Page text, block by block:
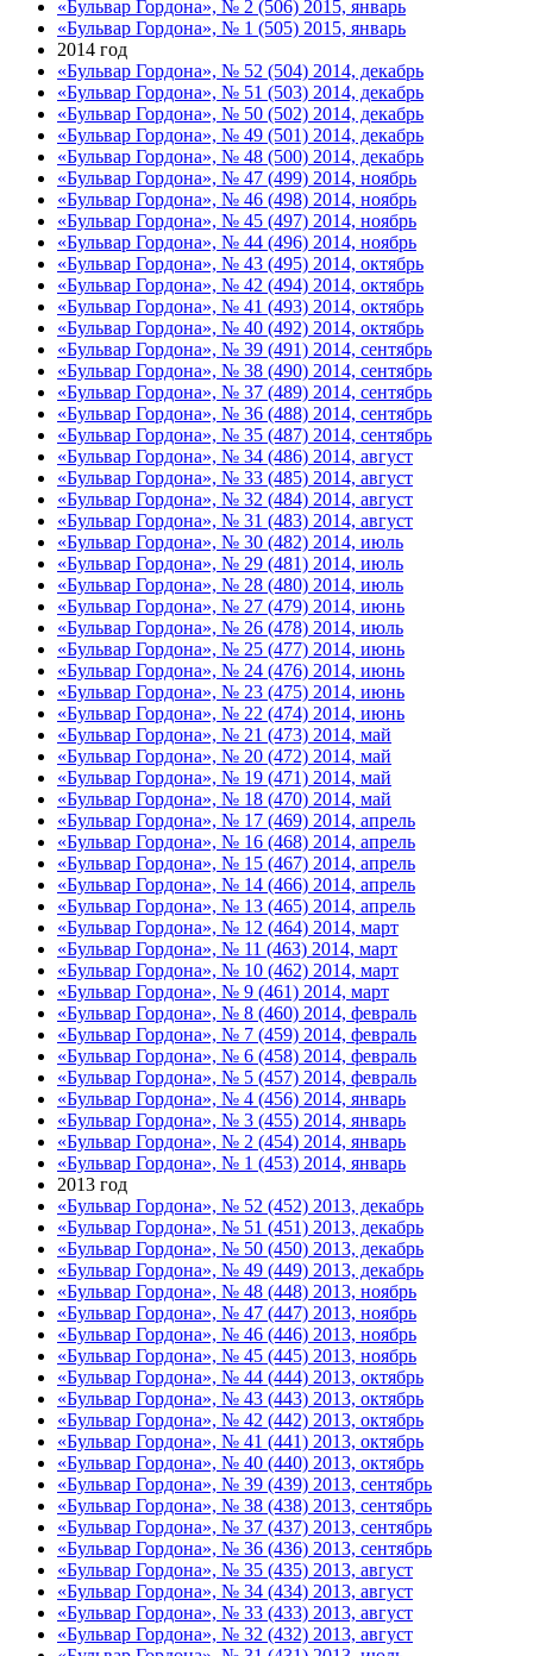
«Бульвар Гордона», № 2 (506) 2015, январь
«Бульвар Гордона», № 1 (505) 2015, январь
2014 год
«Бульвар Гордона», № 52 (504) 2014, декабрь
«Бульвар Гордона», № 51 (503) 2014, декабрь
«Бульвар Гордона», № 50 (502) 2014, декабрь
«Бульвар Гордона», № 49 (501) 2014, декабрь
«Бульвар Гордона», № 48 (500) 2014, декабрь
«Бульвар Гордона», № 47 (499) 2014, ноябрь
«Бульвар Гордона», № 46 (498) 2014, ноябрь
«Бульвар Гордона», № 45 (497) 2014, ноябрь
«Бульвар Гордона», № 44 (496) 2014, ноябрь
«Бульвар Гордона», № 43 (495) 2014, октябрь
«Бульвар Гордона», № 42 (494) 2014, октябрь
«Бульвар Гордона», № 41 (493) 2014, октябрь
«Бульвар Гордона», № 40 (492) 2014, октябрь
«Бульвар Гордона», № 39 (491) 2014, сентябрь
«Бульвар Гордона», № 38 (490) 2014, сентябрь
«Бульвар Гордона», № 37 (489) 2014, сентябрь
«Бульвар Гордона», № 36 (488) 2014, сентябрь
«Бульвар Гордона», № 35 (487) 2014, сентябрь
«Бульвар Гордона», № 34 (486) 2014, август
«Бульвар Гордона», № 33 (485) 2014, август
«Бульвар Гордона», № 32 (484) 2014, август
«Бульвар Гордона», № 31 (483) 2014, август
«Бульвар Гордона», № 30 (482) 2014, июль
«Бульвар Гордона», № 29 (481) 2014, июль
«Бульвар Гордона», № 28 (480) 2014, июль
«Бульвар Гордона», № 27 (479) 2014, июнь
«Бульвар Гордона», № 26 (478) 2014, июль
«Бульвар Гордона», № 25 (477) 2014, июнь
«Бульвар Гордона», № 24 (476) 2014, июнь
«Бульвар Гордона», № 23 (475) 2014, июнь
«Бульвар Гордона», № 22 (474) 2014, июнь
«Бульвар Гордона», № 21 (473) 2014, май
«Бульвар Гордона», № 20 (472) 2014, май
«Бульвар Гордона», № 19 (471) 2014, май
«Бульвар Гордона», № 18 (470) 2014, май
«Бульвар Гордона», № 17 (469) 2014, апрель
«Бульвар Гордона», № 16 (468) 2014, апрель
«Бульвар Гордона», № 15 (467) 2014, апрель
«Бульвар Гордона», № 14 (466) 2014, апрель
«Бульвар Гордона», № 13 (465) 2014, апрель
«Бульвар Гордона», № 12 (464) 2014, март
«Бульвар Гордона», № 11 (463) 2014, март
«Бульвар Гордона», № 10 (462) 2014, март
«Бульвар Гордона», № 9 (461) 2014, март
«Бульвар Гордона», № 8 (460) 2014, февраль
«Бульвар Гордона», № 7 (459) 2014, февраль
«Бульвар Гордона», № 6 (458) 2014, февраль
«Бульвар Гордона», № 5 (457) 2014, февраль
«Бульвар Гордона», № 4 (456) 2014, январь
«Бульвар Гордона», № 3 (455) 2014, январь
«Бульвар Гордона», № 2 (454) 2014, январь
«Бульвар Гордона», № 1 (453) 2014, январь
2013 год
«Бульвар Гордона», № 52 (452) 2013, декабрь
«Бульвар Гордона», № 51 (451) 2013, декабрь
«Бульвар Гордона», № 50 (450) 2013, декабрь
«Бульвар Гордона», № 49 (449) 2013, декабрь
«Бульвар Гордона», № 48 (448) 2013, ноябрь
«Бульвар Гордона», № 47 (447) 2013, ноябрь
«Бульвар Гордона», № 46 (446) 2013, ноябрь
«Бульвар Гордона», № 45 (445) 2013, ноябрь
«Бульвар Гордона», № 44 (444) 2013, октябрь
«Бульвар Гордона», № 43 (443) 2013, октябрь
«Бульвар Гордона», № 42 (442) 2013, октябрь
«Бульвар Гордона», № 41 (441) 2013, октябрь
«Бульвар Гордона», № 40 (440) 2013, октябрь
«Бульвар Гордона», № 39 (439) 2013, сентябрь
«Бульвар Гордона», № 38 (438) 2013, сентябрь
«Бульвар Гордона», № 37 (437) 2013, сентябрь
«Бульвар Гордона», № 36 (436) 2013, сентябрь
«Бульвар Гордона», № 35 (435) 2013, август
«Бульвар Гордона», № 34 (434) 2013, август
«Бульвар Гордона», № 33 (433) 2013, август
«Бульвар Гордона», № 32 (432) 2013, август